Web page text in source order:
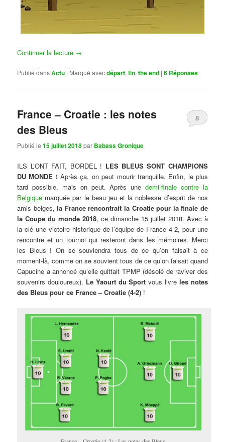
Continuer la lecture →
Publié dansActu | Marqué avecdépart,fin,the end |6 Réponses
France – Croatie : les notes
des Bleus
Publié le15 juillet 2018par Babass Gronique
8
ILS L’ONT FAIT, BORDEL ! LES BLEUS SONT CHAMPIONS
DU MONDE !Après ça, on peut mourir tranquille. Enfin, le plus
tard possible, mais on peut. Après unedemi-finale contre la
Belgique marquée par le beau jeu et la noblesse d’esprit de nos
amis belges,la France rencontrait la Croatie pour la finale de
la Coupe du monde 2018, ce dimanche 15 juillet 2018. Avec à
la clé une victoire historique de l’équipe de France 4-2, pour une
rencontre et un tournoi qui resteront dans les mémoires. Merci
les Bleus ! On se souviendra tous de ce qu’on faisait à ce
moment-là, comme on se souvient tous de ce qu’on faisait quand
Capucine a annoncé qu’elle quittait TPMP (désolé de raviver des
souvenirs douloureux). Le Yaourt du Sport vous livreles notes
des Bleus pour ce France – Croatie (4-2) !